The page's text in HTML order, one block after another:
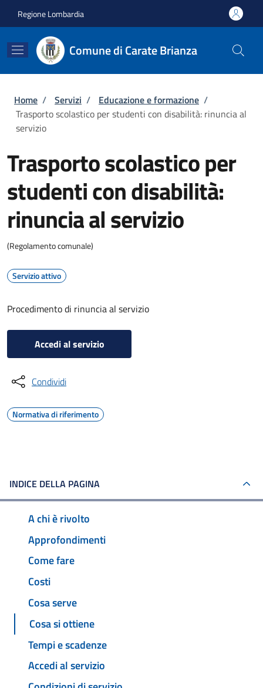
Regione Lombardia
Comune di Carate Brianza
Briciole di pane
Home / Servizi / Educazione e formazione /
Trasporto scolastico per studenti con disabilità: rinuncia al
servizio
Trasporto scolastico per
studenti con disabilità:
rinuncia al servizio
(Regolamento comunale)
Servizio attivo
Procedimento di rinuncia al servizio
Accedi al servizio
Condividi
Normativa di riferimento
INDICE DELLA PAGINA
A chi è rivolto
Approfondimenti
Come fare
Costi
Cosa serve
Cosa si ottiene
Tempi e scadenze
Accedi al servizio